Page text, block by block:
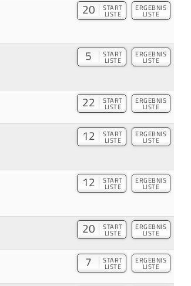
20 START
LISTE
ERGEBNIS
LISTE
5 START
LISTE
ERGEBNIS
LISTE
22 START
LISTE
ERGEBNIS
LISTE
12 START
LISTE
ERGEBNIS
LISTE
12 START
LISTE
ERGEBNIS
LISTE
20 START
LISTE
ERGEBNIS
LISTE
7 START
LISTE
ERGEBNIS
LISTE